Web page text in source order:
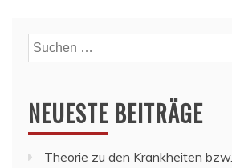
Suchen
nach:
NEUESTE BEITRÄGE
Theorie zu den Krankheiten